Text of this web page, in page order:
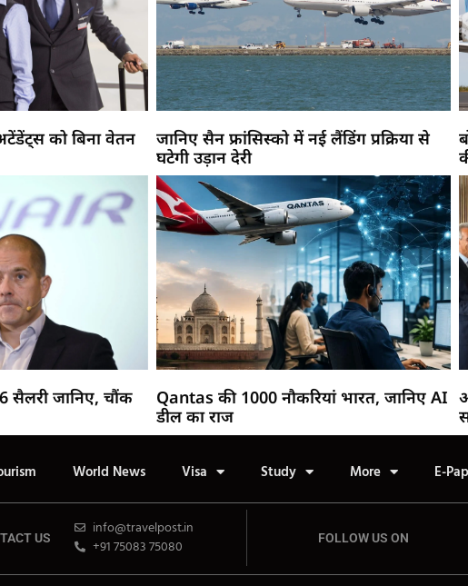
को बिना वेतन
जानिए सैन फ्रांसिस्को में नई लैंडिंग प्रक्रिया से
घटेगी उड़ान देरी
सैलरी जानिए, चौंक
Qantas की 1000 नौकरियां भारत, जानिए AI
डील का राज
World News Visa Study More E-
US
info@travelpost.in
+91 75083 75080
FOLLOW US ON